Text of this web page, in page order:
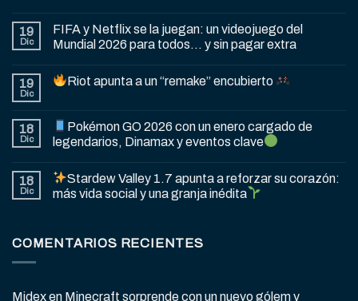
19
Dic
FIFA y Netflix se la juegan: un videojuego del
Mundial 2026 para todos… y sin pagar extra
19
Dic
Riot apunta a un “remake” encubierto
18
Dic
Pokémon GO 2026 con un enero cargado de
legendarios, Dinamax y eventos clave
18
Dic
Stardew Valley 1.7 apunta a reforzar su corazón:
más vida social y una granja inédita
COMENTARIOS RECIENTES
Midexen Minecraft sorprende con un nuevo gólem y